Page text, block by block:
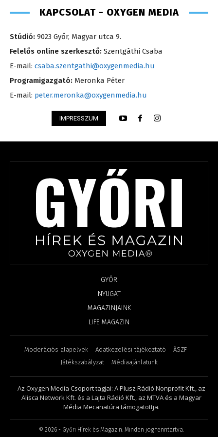
KAPCSOLAT - OXYGEN MEDIA
Stúdió: 9023 Győr, Magyar utca 9.
Felelős online szerkesztő: Szentgáthi Csaba
E-mail: csaba.szentgathi@oxygenmedia.hu
Programigazgató: Meronka Péter
E-mail: peter.meronka@oxygenmedia.hu
IMPRESSZUM
GYŐR
NYUGAT
MAGAZINJAINK
LIFE MAGAZIN
Moderációs alapelvek Adatkezelési tájékoztató
ÁSZF
Játékszabályzat
Médiaajánlatunk
Az Oxygen Media Csoport tagjai: A Plusz Rádió Nonprofit Kft., az
Alisca Network Kft. és a Lajta Rádió Kft., az MTVA és a Magyar
Média Mecanatúra támogatottja.
© 2026 - Győri Hírek és Magazin. Minden jog fenntartva.